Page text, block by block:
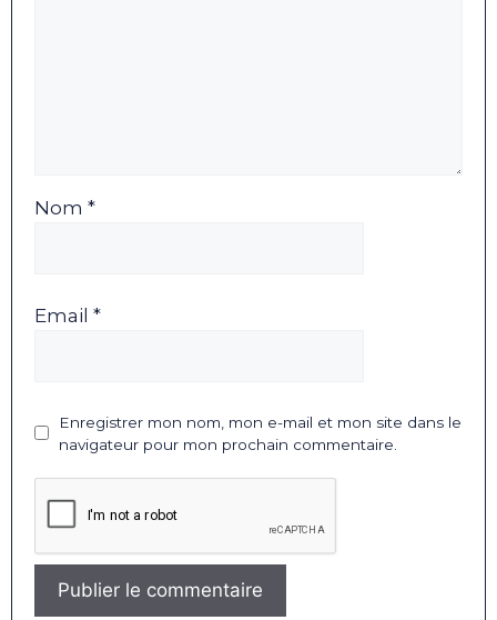
Nom *
Email *
Enregistrer mon nom, mon e-mail et mon site dans le
navigateur pour mon prochain commentaire.